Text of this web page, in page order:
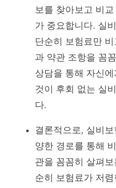
보를 찾아보고 비
가 중요합니다. 실
단순히 보험료만
과 약관 조항을 꼼
상담을 통해 자신
것이 후회 없는 실
다.
결론적으로, 실비
양한 경로를 통해
관을 꼼꼼히 살펴
순히 보험료가 저